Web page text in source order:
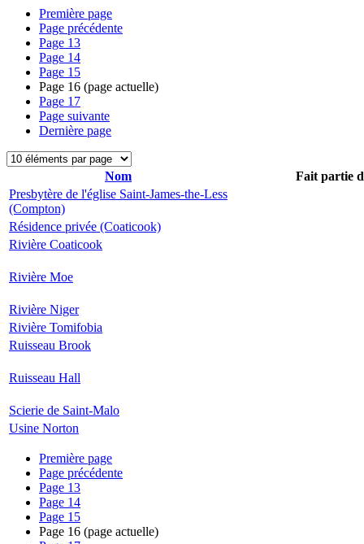
Première page
Page précédente
Page 13
Page 14
Page 15
Page 16 (page actuelle)
Page 17
Page suivante
Dernière page
Nom
Fait partie
Presbytère de l'église Saint-James-the-Less
(Compton)
Résidence privée (Coaticook)
Rivière Coaticook
Rivière Moe
Rivière Niger
Rivière Tomifobia
Ruisseau Brook
Ruisseau Hall
Scierie de Saint-Malo
Usine Norton
Première page
Page précédente
Page 13
Page 14
Page 15
Page 16 (page actuelle)